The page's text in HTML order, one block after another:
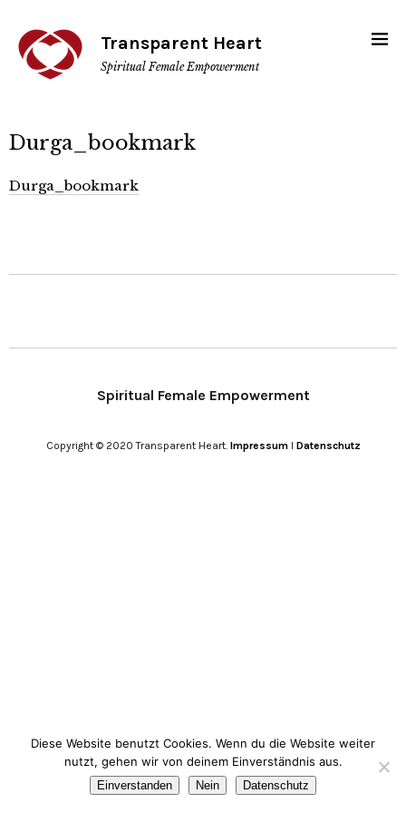
Transparent Heart
Spiritual Female Empowerment
Durga_bookmark
Durga_bookmark
Spiritual Female Empowerment
Copyright © 2020 Transparent Heart. ImpressumI Datenschutz
Diese Website benutzt Cookies. Wenn du die Website weiter
nutzt, gehen wir von deinem Einverständnis aus.
Einverstanden Nein Datenschutz